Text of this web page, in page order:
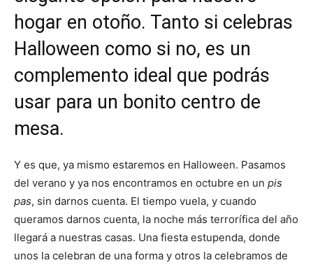
hogar en otoño. Tanto si celebras
Halloween como si no, es un
complemento ideal que podrás
usar para un bonito centro de
mesa.
Y es que, ya mismo estaremos en Halloween. Pasamos
del verano y ya nos encontramos en octubre en un pis
pas, sin darnos cuenta. El tiempo vuela, y cuando
queramos darnos cuenta, la noche más terrorífica del año
llegará a nuestras casas. Una fiesta estupenda, donde
unos la celebran de una forma y otros la celebramos de